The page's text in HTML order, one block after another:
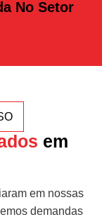
No Setor
em
em nossas
demandas